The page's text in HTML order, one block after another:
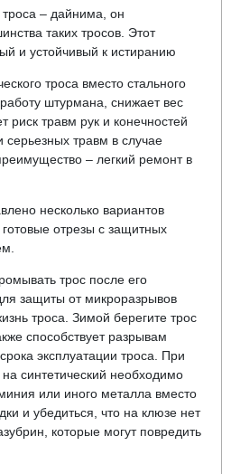
– дайнима, он
таких тросов. Этот
и устойчивый к истиранию
троса вместо стального
штурмана, снижает вес
риск травм рук и конечностей
серьезных травм в случае
– легкий ремонт в
несколько вариантов
отрезы с защитных
трос после его
защиты от микроразрывов
троса. Зимой берегите трос
способствует разрывам
эксплуатации троса. При
синтетический необходимо
или иного металла вместо
и убедиться, что на клюзе нет
которые могут повредить